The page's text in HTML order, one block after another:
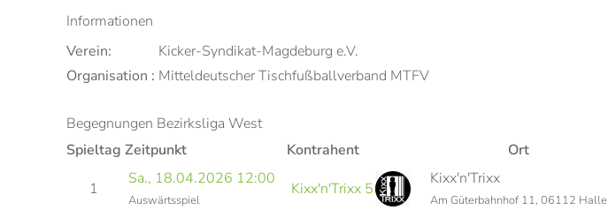
Informationen
Verein:
Kicker-Syndikat-Magdeburg e.V.
Organisation : Mitteldeutscher Tischfußballverband MTFV
Begegnungen Bezirksliga West
Spieltag Zeitpunkt Kontrahent Ort
1
Sa., 18.04.2026 12:00
Auswärtsspiel
Kixx'n'Trixx 5
Kixx'n'Trixx
Am Güterbahnhof 11, 06112 Halle